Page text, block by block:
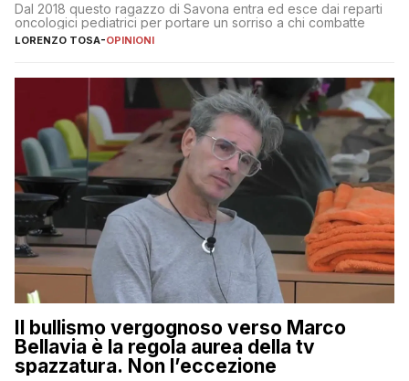
Dal 2018 questo ragazzo di Savona entra ed esce dai reparti
oncologici pediatrici per portare un sorriso a chi combatte
LORENZO TOSA-OPINIONI
Il bullismo vergognoso verso Marco
Bellavia è la regola aurea della tv
spazzatura. Non l’eccezione